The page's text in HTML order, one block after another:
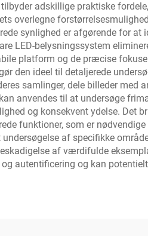
adskillige praktiske
overlegne
synlighed er afgørende for
LED-belysningssystem
platform og de præcise
den ideel til detaljerede
samlinger, dele billeder
anvendes til at undersøge
og konsekvent ydelse.
funktioner, som er
af specifikke
af værdifulde
autentificering og kan